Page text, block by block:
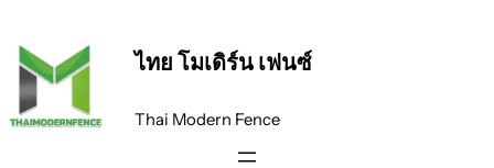
ไป
ยัง
เนื้อหา
ไทย โมเดิร์น เฟนซ์
Thai Modern Fence